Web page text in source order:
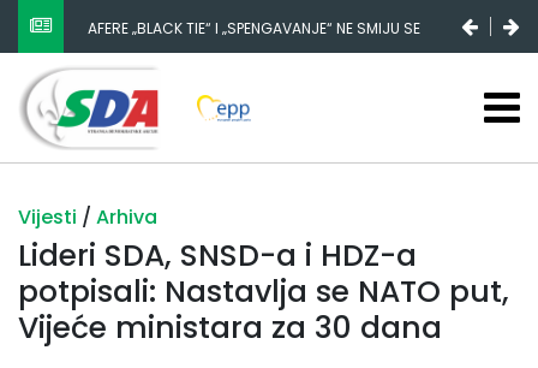
AFERE „BLACK TIE“ I „SPENGAVANJE“ NE SMIJU SE
ZATAŠKATI
Vijesti / Arhiva
Lideri SDA, SNSD-a i HDZ-a
potpisali: Nastavlja se NATO put,
Vijeće ministara za 30 dana